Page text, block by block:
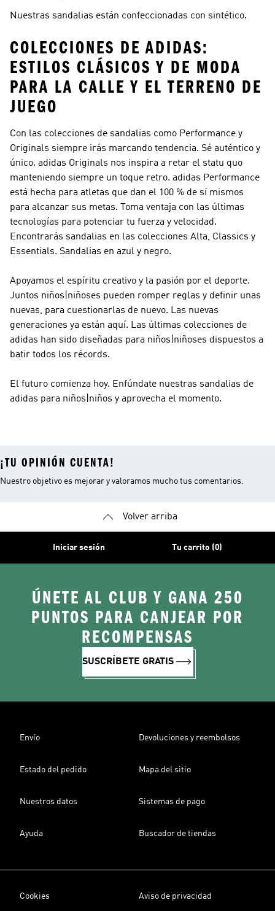
Nuestras sandalias están confeccionadas con sintético.
COLECCIONES DE ADIDAS:
ESTILOS CLÁSICOS Y DE MODA
PARA LA CALLE Y EL TERRENO DE
JUEGO
Con las colecciones de sandalias como Performance y
Originals siempre irás marcando tendencia. Sé auténtico y
único. adidas Originals nos inspira a retar el statu quo
manteniendo siempre un toque retro. adidas Performance
está hecha para atletas que dan el 100 % de sí mismos
para alcanzar sus metas. Toma ventaja con las últimas
tecnologías para potenciar tu fuerza y velocidad.
Encontrarás sandalias en las colecciones Alta, Classics y
Essentials. Sandalias en azul y negro.
Apoyamos el espíritu creativo y la pasión por el deporte.
Juntos niños|niñoses pueden romper reglas y definir unas
nuevas, para cuestionarlas de nuevo. Las nuevas
generaciones ya están aquí. Las últimas colecciones de
adidas han sido diseñadas para niños|niñoses dispuestos a
batir todos los récords.
El futuro comienza hoy. Enfúndate nuestras sandalias de
adidas para niños|niños y aprovecha el momento.
¡TU OPINIÓN CUENTA!
Nuestro objetivo es mejorar y valoramos mucho tus comentarios.
Volver arriba
Iniciar sesión Tu carrito (0)
ÚNETE AL CLUB Y GANA 250
PUNTOS PARA CANJEAR POR
RECOMPENSAS
SUSCRÍBETE GRATIS
Envío Devoluciones y reembolsos
Estado del pedido Mapa del sitio
Nuestros datos Sistemas de pago
Ayuda Buscador de tiendas
Cookies Aviso de privacidad